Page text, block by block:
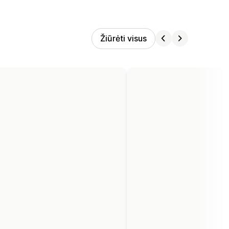
Žiūrėti visus